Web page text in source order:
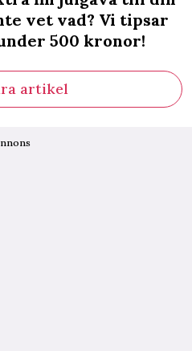
vet vad? Vi tipsar
500 kronor!
artikel